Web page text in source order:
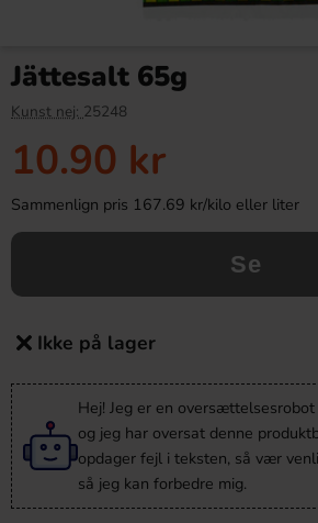
Jättesalt 65g
Kunst nej: 25248
10.90 kr
Sammenlign pris 167.69 kr/kilo eller liter
Se
Ikke på lager
Hej! Jeg er en oversættelsesrobot
og jeg har oversat denne
opdager fejl i teksten, så vær
så jeg kan forbedre mig.